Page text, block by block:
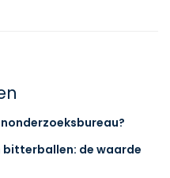
bitterballen: de waarde